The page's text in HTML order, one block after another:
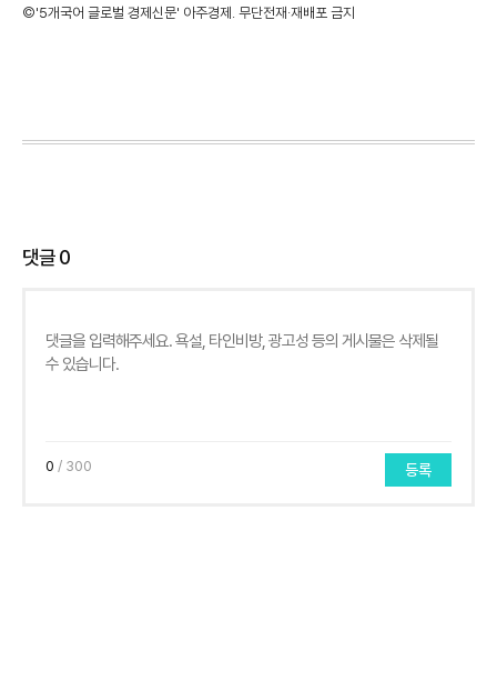
©'5개국어 글로벌 경제신문' 아주경제. 무단전재·재배포 금지
댓글0
0 / 300 등록